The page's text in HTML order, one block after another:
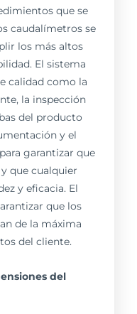
que se
caudalímetros se
los más altos
El sistema
calidad como la
la inspección
del producto
y el
garantizar que
que cualquier
y eficacia. El
que los
de la máxima
del cliente.
del